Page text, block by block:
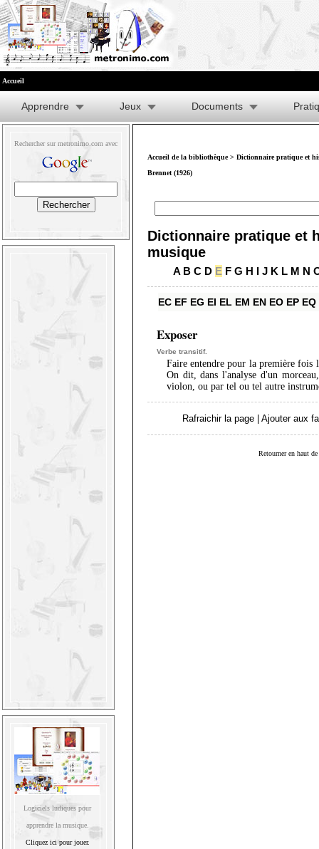
Accueil
Apprendre Jeux Documents
Rechercher sur metronimo.com avec
Logiciels ludiques pour
apprendre la musique.
Cliquez ici pour jouer.
Accueil de la bibliothèque> Dictionnaire pratique et
Brennet (1926)
Dictionnaire pratique et
musique
A B C D E F G H I J K L M N
EC EF EG EI EL EM EN EO EP EQ
Exposer
Verbe transitif.
Faire entendre pour la première fois
On dit, dans l'analyse d'un
violon, ou par tel ou tel autre
Rafraichir la page Ajouter aux
Retourner en haut de